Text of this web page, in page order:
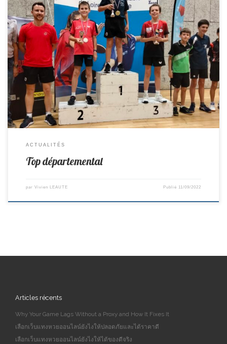
La première compétition de la saison à eu lieu ce week-end, Loris
participait au Top départemental Minimes. Il termine 1er sans aucune
défaite, Bravo à lui pour cette très bonne performance.
ACTUALITÉS
Top départemental
par Vivien LEAUTE Publié 11/09/2022
Articles récents
Why Your Game Lags Without a Proxy and How It Fixes It
เลือกเว็บแทงหวยออนไลน์ยังไงให้ปลอดภัยและได้ราคาดี
เลือกเว็บแทงหวยออนไลน์ยังไงให้ได้ของดีจริง